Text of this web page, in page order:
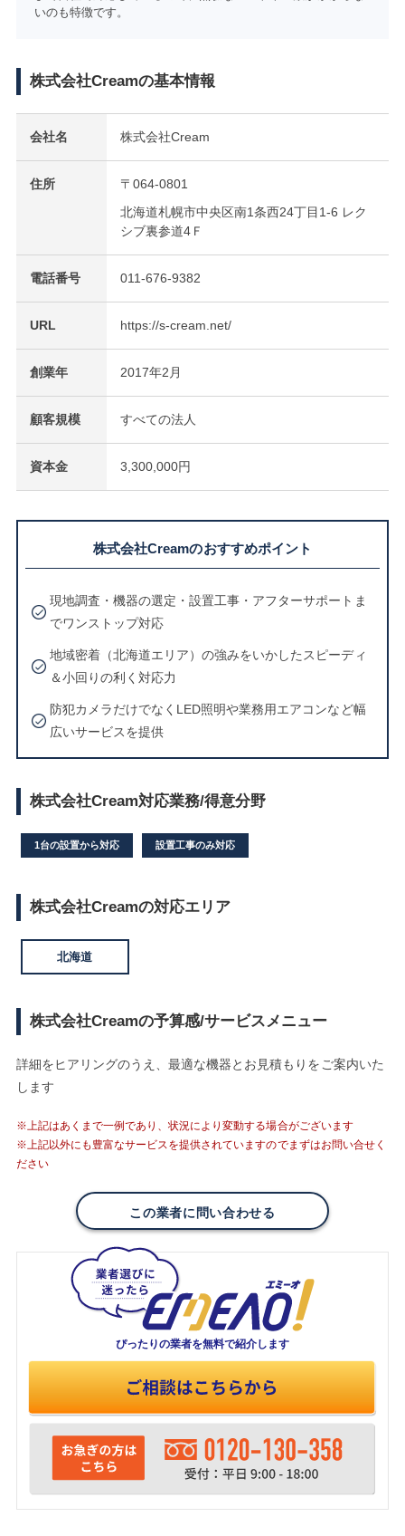
いのも特徴です。
株式会社Creamの基本情報
会社名 株式会社Cream
住所
〒064-0801
北海道札幌市中央区南1条西24丁目1-6​ レク
シブ裏参道4Ｆ
電話番号 011-676-9382
URL https://s-cream.net/
創業年 2017年2月
顧客規模 すべての法人
資本金 3,300,000円
株式会社Creamのおすすめポイント
現地調査・機器の選定・設置工事・アフターサポートま
でワンストップ対応
地域密着（北海道エリア）の強みをいかしたスピーディ
＆小回りの利く対応力
防犯カメラだけでなくLED照明や業務用エアコンなど幅
広いサービスを提供
株式会社Cream対応業務/得意分野
1台の設置から対応 設置工事のみ対応
株式会社Creamの対応エリア
北海道
株式会社Creamの予算感/サービスメニュー
詳細をヒアリングのうえ、最適な機器とお見積もりをご案内いた
します
※上記はあくまで一例であり、状況により変動する場合がございます
※上記以外にも豊富なサービスを提供されていますのでまずはお問い合せく
ださい
この業者に問い合わせる
ぴったりの業者を無料で紹介します